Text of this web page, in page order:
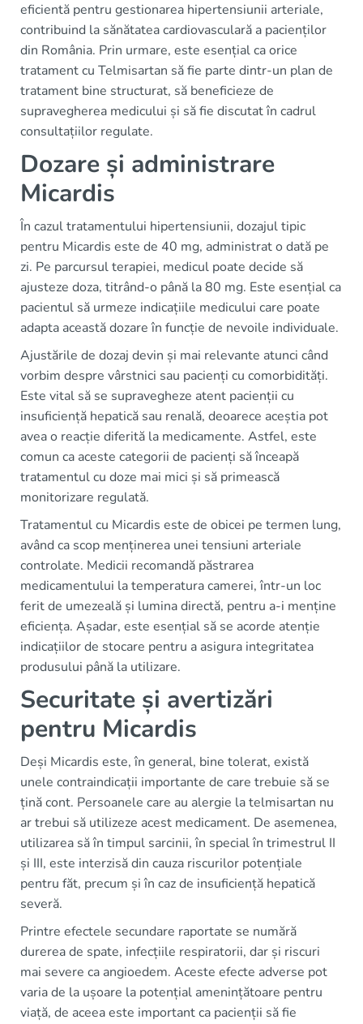
eficientă pentru gestionarea hipertensiunii arteriale,
contribuind la sănătatea cardiovasculară a pacienților
din România. Prin urmare, este esențial ca orice
tratament cu Telmisartan să fie parte dintr-un plan de
tratament bine structurat, să beneficieze de
supravegherea medicului și să fie discutat în cadrul
consultațiilor regulate.
Dozare și administrare
Micardis
În cazul tratamentului hipertensiunii, dozajul tipic
pentru Micardis este de 40 mg, administrat o dată pe
zi. Pe parcursul terapiei, medicul poate decide să
ajusteze doza, titrând-o până la 80 mg. Este esențial ca
pacientul să urmeze indicațiile medicului care poate
adapta această dozare în funcție de nevoile individuale.
Ajustările de dozaj devin și mai relevante atunci când
vorbim despre vârstnici sau pacienți cu comorbidități.
Este vital să se supravegheze atent pacienții cu
insuficiență hepatică sau renală, deoarece aceștia pot
avea o reacție diferită la medicamente. Astfel, este
comun ca aceste categorii de pacienți să înceapă
tratamentul cu doze mai mici și să primească
monitorizare regulată.
Tratamentul cu Micardis este de obicei pe termen lung,
având ca scop menținerea unei tensiuni arteriale
controlate. Medicii recomandă păstrarea
medicamentului la temperatura camerei, într-un loc
ferit de umezeală și lumina directă, pentru a-i menține
eficiența. Așadar, este esențial să se acorde atenție
indicațiilor de stocare pentru a asigura integritatea
produsului până la utilizare.
Securitate și avertizări
pentru Micardis
Deși Micardis este, în general, bine tolerat, există
unele contraindicații importante de care trebuie să se
țină cont. Persoanele care au alergie la telmisartan nu
ar trebui să utilizeze acest medicament. De asemenea,
utilizarea să în timpul sarcinii, în special în trimestrul II
și III, este interzisă din cauza riscurilor potențiale
pentru făt, precum și în caz de insuficiență hepatică
severă.
Printre efectele secundare raportate se numără
durerea de spate, infecțiile respiratorii, dar și riscuri
mai severe ca angioedem. Aceste efecte adverse pot
varia de la ușoare la potențial amenințătoare pentru
viață, de aceea este important ca pacienții să fie